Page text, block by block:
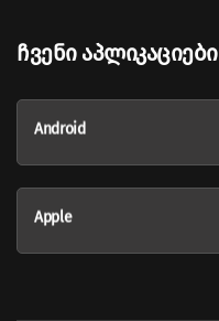
Ჩვენი Აპლიკაციები
Android
Apple